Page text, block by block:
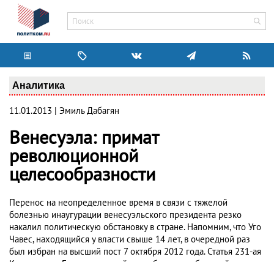
Аналитика
11.01.2013 | Эмиль Дабагян
Венесуэла: примат
революционной
целесообразности
Перенос на неопределенное время в связи с тяжелой
болезнью инаугурации венесуэльского президента резко
накалил политическую обстановку в стране. Напомним, что Уго
Чавес, находящийся у власти свыше 14 лет, в очередной раз
был избран на высший пост 7 октября 2012 года. Статья 231-ая